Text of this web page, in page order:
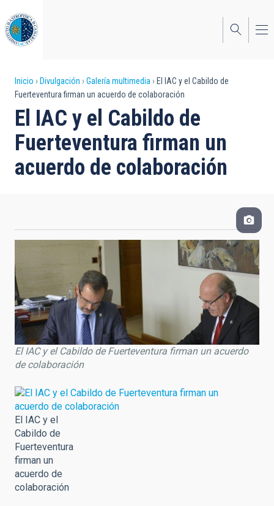
al
contenido
principal
Sobrescribir
enlaces
de
ayuda
a
Inicio Divulgación Galería multimedia
El IAC y el Cabildo de
Fuerteventura firman un acuerdo de colaboración
El IAC y el Cabildo de
Fuerteventura firman un
acuerdo de colaboración
El IAC y el Cabildo de Fuerteventura firman un acuerdo
de colaboración
El IAC y el
Cabildo de
Fuerteventura
firman un
acuerdo de
colaboración